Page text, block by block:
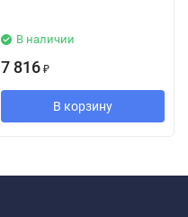
В наличии
7 816 ₽
В корзину